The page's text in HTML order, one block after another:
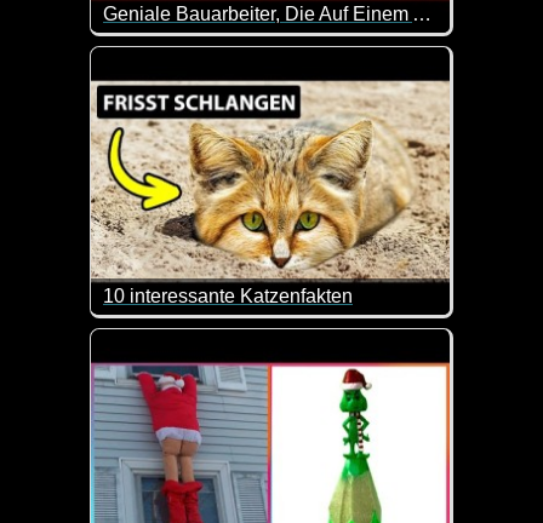
Geniale Bauarbeiter, Die Auf Einem Anderen Niveau Sind - 41
Einfach zuschauen und staunen. Sehr genial wie
10 interessante Katzenfakten
Heute mal wirklich interessante Geschichten und